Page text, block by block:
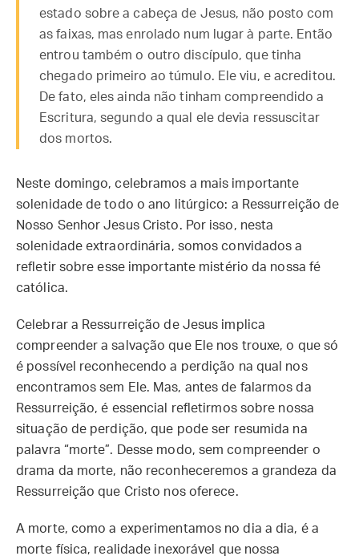
estado sobre a cabeça de Jesus, não posto com
as faixas, mas enrolado num lugar à parte. Então
entrou também o outro discípulo, que tinha
chegado primeiro ao túmulo. Ele viu, e acreditou.
De fato, eles ainda não tinham compreendido a
Escritura, segundo a qual ele devia ressuscitar
dos mortos.
Neste domingo, celebramos a mais importante
solenidade de todo o ano litúrgico: a Ressurreição de
Nosso Senhor Jesus Cristo. Por isso, nesta
solenidade extraordinária, somos convidados a
refletir sobre esse importante mistério da nossa fé
católica.
Celebrar a Ressurreição de Jesus implica
compreender a salvação que Ele nos trouxe, o que só
é possível reconhecendo a perdição na qual nos
encontramos sem Ele. Mas, antes de falarmos da
Ressurreição, é essencial refletirmos sobre nossa
situação de perdição, que pode ser resumida na
palavra “morte”. Desse modo, sem compreender o
drama da morte, não reconheceremos a grandeza da
Ressurreição que Cristo nos oferece.
A morte, como a experimentamos no dia a dia, é a
morte física, realidade inexorável que nossa